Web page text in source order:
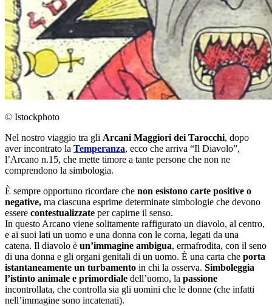
© Istockphoto
Nel nostro viaggio tra gli Arcani Maggiori dei Tarocchi, dopo
aver incontrato la Temperanza, ecco che arriva “Il Diavolo”,
l’Arcano n.15, che mette timore a tante persone che non ne
comprendono la simbologia.
È sempre opportuno ricordare che non esistono carte positive o
negative, ma ciascuna esprime determinate simbologie che devono
essere contestualizzate per capirne il senso.
In questo Arcano viene solitamente raffigurato un diavolo, al centro,
e ai suoi lati un uomo e una donna con le corna, legati da una
catena. Il diavolo è un’immagine ambigua, ermafrodita, con il seno
di una donna e gli organi genitali di un uomo. È una carta che porta
istantaneamente un turbamento in chi la osserva. Simboleggia
l’istinto animale e primordiale dell’uomo, la passione
incontrollata, che controlla sia gli uomini che le donne (che infatti
nell’immagine sono incatenati).